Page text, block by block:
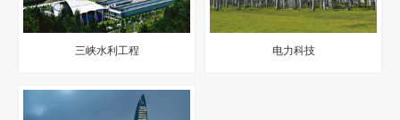
三峡水利工程 电力科技